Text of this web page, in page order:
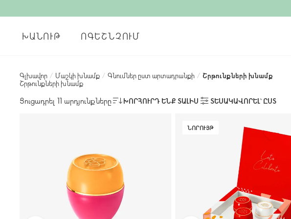
ԽԱՆՈՒԹ ՈԳԵՇՆՉՈՒՄ
Գլխավոր / Մաշկի խնամք / Գնումներ ըստ արտադրանքի / Շրթունքների խնամք
Շրթունքների խնամք
Ցուցադրել 11 արդյունքները ԽՈՐՀՈՒՐԴ ԵՆՔ ՏԱԼԻՍ ՏԵՍԱԿԱՎՈՐԵԼ՝ ԸՍՏ
ՆՈՐՈՒՅԹ